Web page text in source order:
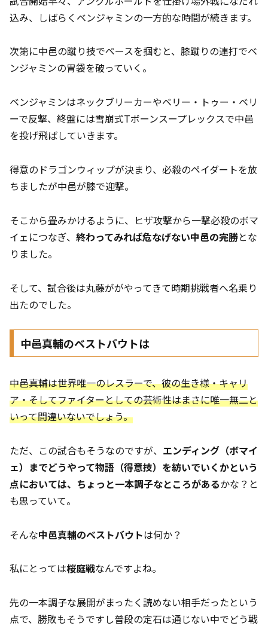
込み、しばらくベンジャミンの一方的な時間が続きます。
次第に中邑の蹴り技でペースを掴むと、膝蹴りの連打でベ
ンジャミンの胃袋を破っていく。
ベンジャミンはネックブリーカーやベリー・トゥー・ベリ
ーで反撃、終盤には雪崩式Tボーンスープレックスで中邑
を投げ飛ばしていきます。
得意のドラゴンウィップが決まり、必殺のペイダートを放
ちましたが中邑が膝で迎撃。
そこから畳みかけるように、ヒザ攻撃から一撃必殺のボマ
イェにつなぎ、 終わってみれば危なげない中邑の完勝とな
りました。
そして、試合後は丸藤ががやってきて時期挑戦者へ名乗り
出たのでした。
中邑真輔のベストバウトは
中邑真輔は世界唯一のレスラーで、彼の生き様・キャリ
ア・そしてファイターとしての芸術性はまさに唯一無二と
いって間違いないでしょう。
ただ、この試合もそうなのですが、 エンディング（ボマイ
ェ）までどうやって物語（得意技）を紡いでいくかという
点においては、ちょっと一本調子なところがあるかな？と
も思っていて。
そんな中邑真輔のベストバウトは何か？
私にとっては桜庭戦なんですよね。
先の一本調子な展開がまったく読めない相手だったという
点で、勝敗もそうですし普段の定石は通じない中でどう戦